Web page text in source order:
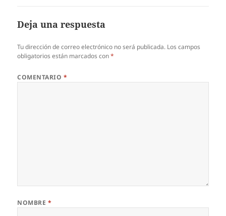
Deja una respuesta
Tu dirección de correo electrónico no será publicada. Los campos
obligatorios están marcados con*
COMENTARIO *
NOMBRE *